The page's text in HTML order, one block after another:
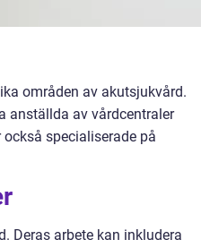
områden av akutsjukvård.
anställda av vårdcentraler
specialiserade på
Deras arbete kan inkludera